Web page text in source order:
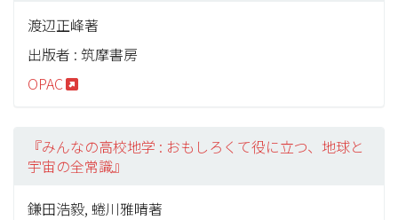
渡辺正峰著
出版者 : 筑摩書房
OPAC
『みんなの高校地学 : おもしろくて役に立つ、地球と
宇宙の全常識』
鎌田浩毅, 蜷川雅晴著